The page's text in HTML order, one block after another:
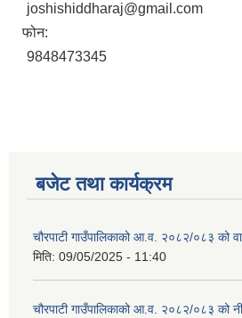
joshishiddharaj@gmail.com
फोन:
9848473345
बजेट तथा कार्यक्रम
चौरपाटी गाउँपालिकाको आ.व. २०८२/०८३ को
मिति: 09/05/2025 - 11:40
चौरपाटी गाउँपालिकाको आ.व. २०८२/०८३ को